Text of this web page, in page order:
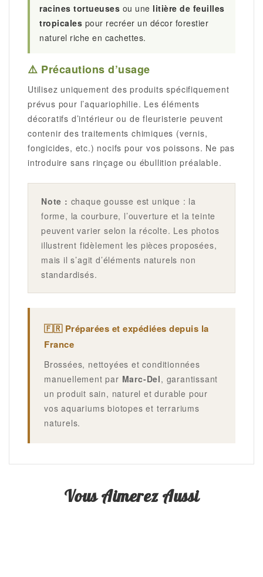
racines tortueuses ou une litière de feuilles
tropicales pour recréer un décor forestier
naturel riche en cachettes.
⚠️ Précautions d’usage
Utilisez uniquement des produits spécifiquement
prévus pour l’aquariophilie. Les éléments
décoratifs d’intérieur ou de fleuristerie peuvent
contenir des traitements chimiques (vernis,
fongicides, etc.) nocifs pour vos poissons. Ne pas
introduire sans rinçage ou ébullition préalable.
Note : chaque gousse est unique : la
forme, la courbure, l’ouverture et la teinte
peuvent varier selon la récolte. Les photos
illustrent fidèlement les pièces proposées,
mais il s’agit d’éléments naturels non
standardisés.
🇫🇷 Préparées et expédiées depuis la
France
Brossées, nettoyées et conditionnées
manuellement par Marc-Del, garantissant
un produit sain, naturel et durable pour
vos aquariums biotopes et terrariums
naturels.
Vous Aimerez Aussi